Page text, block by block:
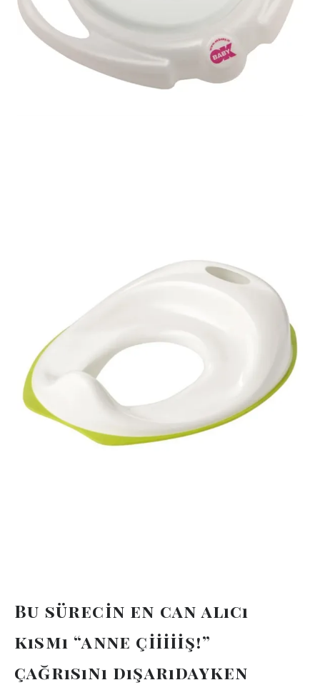
Bu sürecin en can alıcı
kısmı “anne çiiiiiş!”
çağrısını dışarıdayken